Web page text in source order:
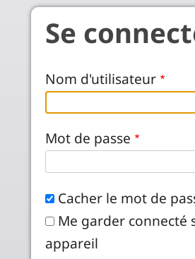
Aller au contenu principal
Se
Nom d'utilisateur
Mot de passe
Cacher le mot de
Me garder connecté
appareil